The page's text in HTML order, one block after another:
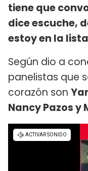
tiene que
dice escuche,
estoy en la
Según dio a
panelistas que
corazón son
Nancy Pazos y